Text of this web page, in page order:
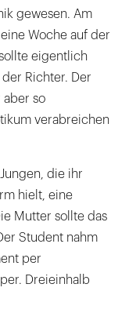
gewesen. Am
Woche auf der
eigentlich
Richter. Der
aber so
verabreichen
die ihr
hielt, eine
Mutter sollte das
Student nahm
per
Dreieinhalb